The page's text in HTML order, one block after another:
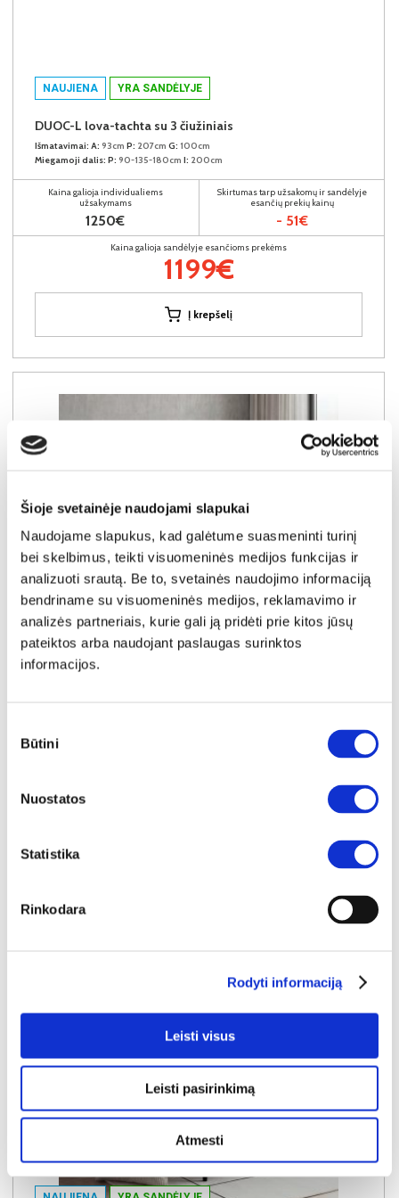
Šioje svetainėje naudojami slapukai
Naudojame slapukus, kad galėtume suasmeninti turinį
bei skelbimus, teikti visuomeninės medijos funkcijas ir
analizuoti srautą. Be to, svetainės naudojimo informaciją
bendriname su visuomeninės medijos, reklamavimo ir
analizės partneriais, kurie gali ją pridėti prie kitos jūsų
pateiktos arba naudojant paslaugas surinktos
informacijos.
pasirinkimas
Būtini
Nuostatos
Statistika
Rinkodara
Rodyti informaciją
Leisti visus
Leisti pasirinkimą
Atmesti
NAUJIENA YRA SANDĖLYJE
DUOC-L lova-tachta su 3 čiužiniais
Išmatavimai: A: 93cm P: 207cm G: 100cm
Miegamoji dalis: P: 90-135-180cm I: 200cm
Kaina galioja individualiems
užsakymams
1250€
Skirtumas tarp užsakomų ir sandėlyje
esančių prekių kainų
- 51€
Kaina galioja sandėlyje esančioms prekėms
1199€
Į krepšelį
NAUJIENA YRA SANDĖLYJE
Kaina galioja individualiems
Skirtumas tarp užsakomų ir sandėlyje
esančių prekių kainų